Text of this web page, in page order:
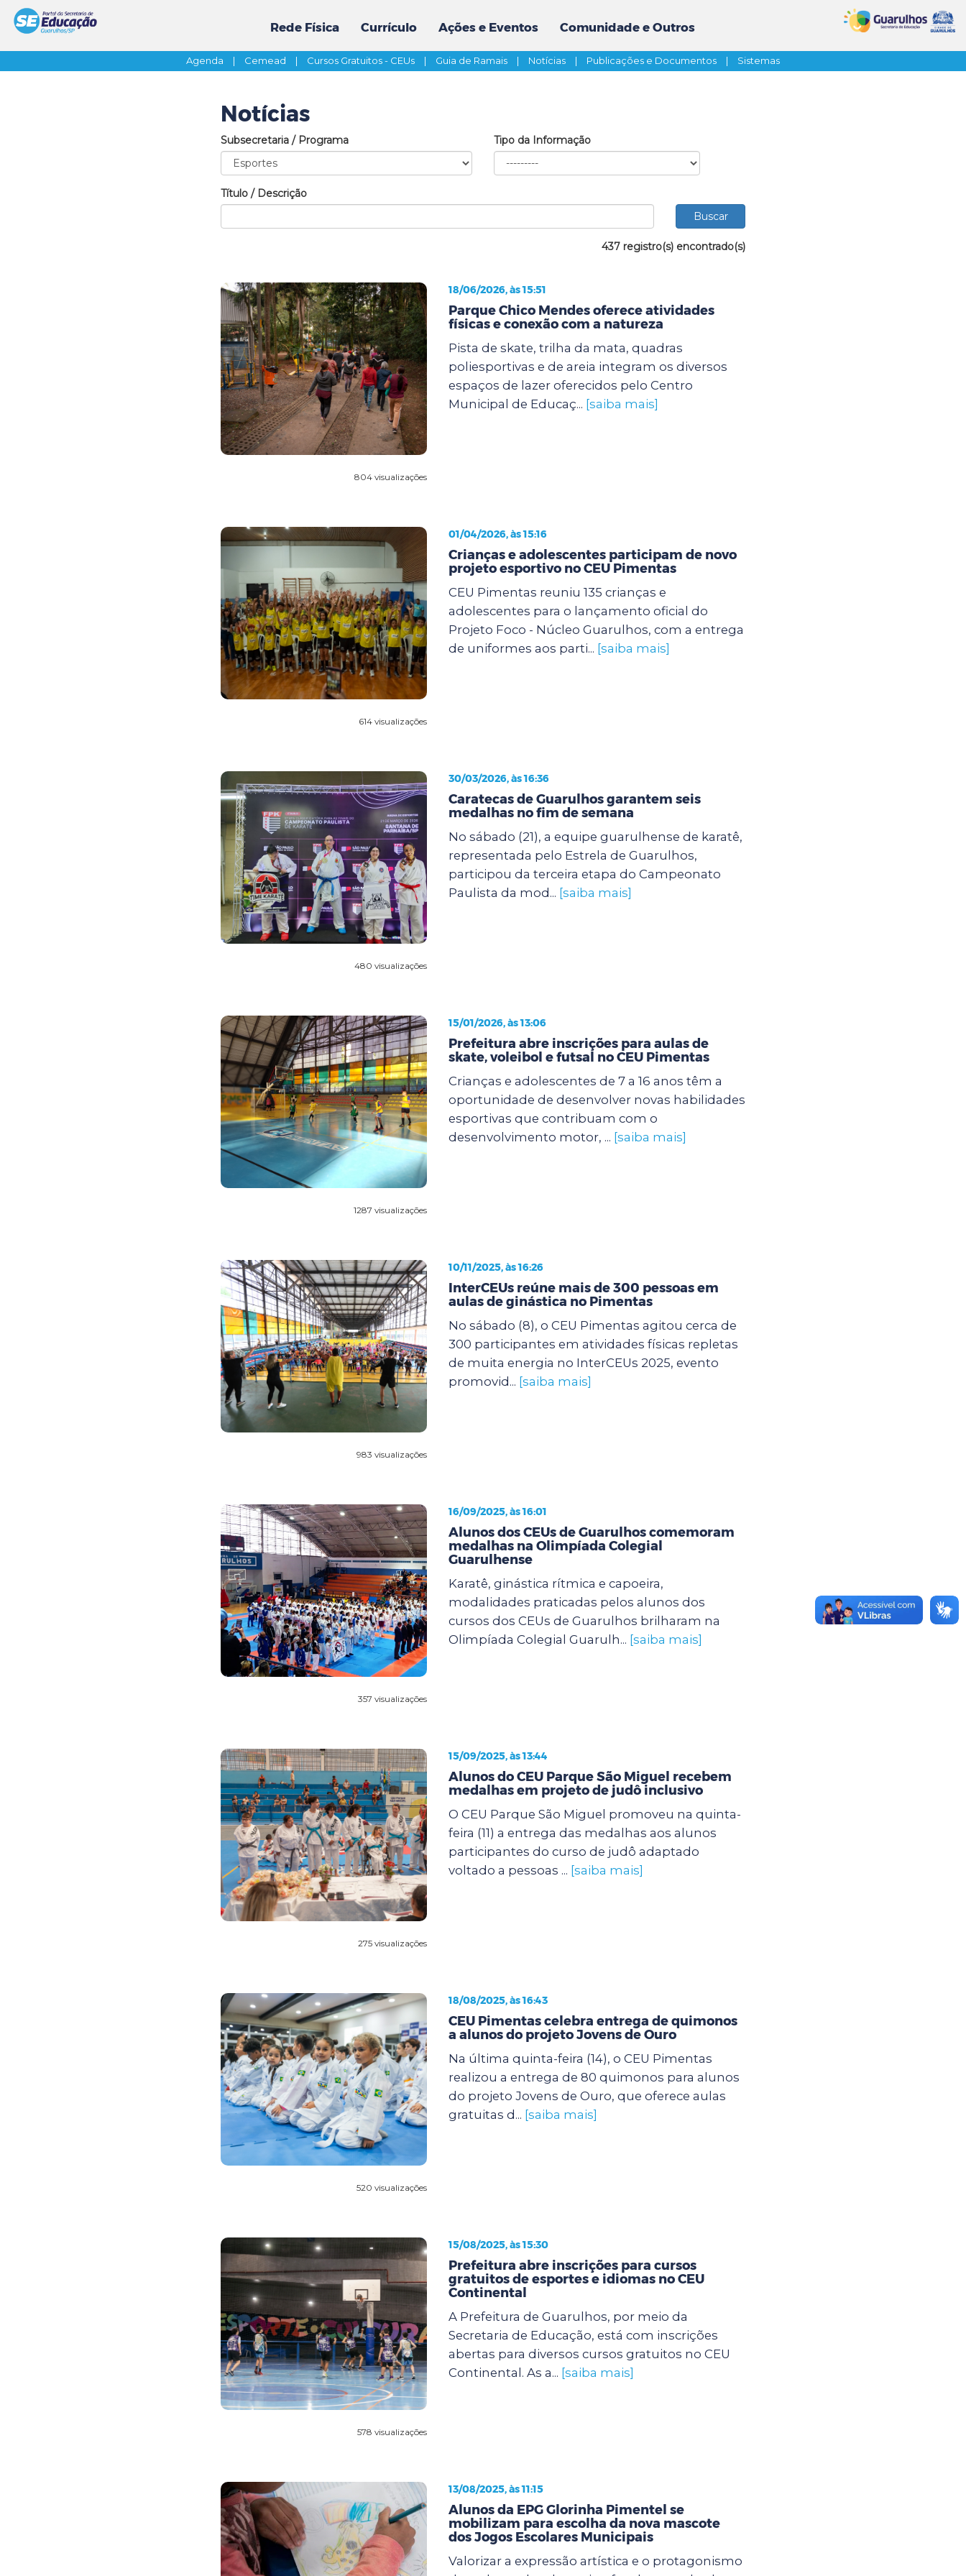
Rede Física Currículo Ações e Eventos Comunidade e Outros
Agenda | Cemead | Cursos Gratuitos - CEUs | Guia de Ramais | Notícias | Publicações e Documentos | Sistemas
Notícias
Subsecretaria / Programa Tipo da Informação
Título / Descrição
437 registro(s) encontrado(s)
804 visualizações
18/06/2026, às 15:51
Parque Chico Mendes oferece atividades
físicas e conexão com a natureza
Pista de skate, trilha da mata, quadras
poliesportivas e de areia integram os diversos
espaços de lazer oferecidos pelo Centro
Municipal de Educaç... [saiba mais]
614 visualizações
01/04/2026, às 15:16
Crianças e adolescentes participam de novo
projeto esportivo no CEU Pimentas
CEU Pimentas reuniu 135 crianças e
adolescentes para o lançamento oficial do
Projeto Foco - Núcleo Guarulhos, com a entrega
de uniformes aos parti... [saiba mais]
480 visualizações
30/03/2026, às 16:36
Caratecas de Guarulhos garantem seis
medalhas no fim de semana
No sábado (21), a equipe guarulhense de karatê,
representada pelo Estrela de Guarulhos,
participou da terceira etapa do Campeonato
Paulista da mod... [saiba mais]
1287 visualizações
15/01/2026, às 13:06
Prefeitura abre inscrições para aulas de
skate, voleibol e futsal no CEU Pimentas
Crianças e adolescentes de 7 a 16 anos têm a
oportunidade de desenvolver novas habilidades
esportivas que contribuam com o
desenvolvimento motor, ... [saiba mais]
983 visualizações
10/11/2025, às 16:26
InterCEUs reúne mais de 300 pessoas em
aulas de ginástica no Pimentas
No sábado (8), o CEU Pimentas agitou cerca de
300 participantes em atividades físicas repletas
de muita energia no InterCEUs 2025, evento
promovid... [saiba mais]
357 visualizações
16/09/2025, às 16:01
Alunos dos CEUs de Guarulhos comemoram
medalhas na Olimpíada Colegial
Guarulhense
Karatê, ginástica rítmica e capoeira,
modalidades praticadas pelos alunos dos
cursos dos CEUs de Guarulhos brilharam na
Olimpíada Colegial Guarulh... [saiba mais]
275 visualizações
15/09/2025, às 13:44
Alunos do CEU Parque São Miguel recebem
medalhas em projeto de judô inclusivo
O CEU Parque São Miguel promoveu na quinta-
feira (11) a entrega das medalhas aos alunos
participantes do curso de judô adaptado
voltado a pessoas ... [saiba mais]
520 visualizações
18/08/2025, às 16:43
CEU Pimentas celebra entrega de quimonos
a alunos do projeto Jovens de Ouro
Na última quinta-feira (14), o CEU Pimentas
realizou a entrega de 80 quimonos para alunos
do projeto Jovens de Ouro, que oferece aulas
gratuitas d... [saiba mais]
578 visualizações
15/08/2025, às 15:30
Prefeitura abre inscrições para cursos
gratuitos de esportes e idiomas no CEU
Continental
A Prefeitura de Guarulhos, por meio da
Secretaria de Educação, está com inscrições
abertas para diversos cursos gratuitos no CEU
Continental. As a... [saiba mais]
13/08/2025, às 11:15
Alunos da EPG Glorinha Pimentel se
mobilizam para escolha da nova mascote
dos Jogos Escolares Municipais
Valorizar a expressão artística e o protagonismo